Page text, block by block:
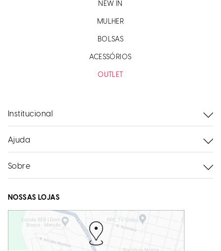
NEW IN
MULHER
BOLSAS
ACESSÓRIOS
OUTLET
Institucional
Ajuda
Sobre
NOSSAS LOJAS